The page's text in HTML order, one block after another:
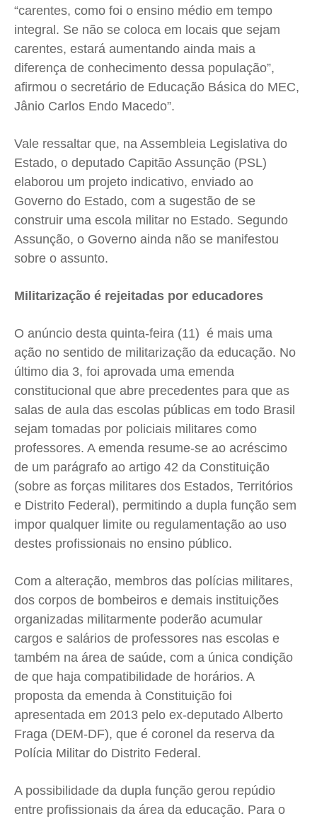
“carentes, como foi o ensino médio em tempo
integral. Se não se coloca em locais que sejam
carentes, estará aumentando ainda mais a
diferença de conhecimento dessa população”,
afirmou o secretário de Educação Básica do MEC,
Jânio Carlos Endo Macedo”.
Vale ressaltar que, na Assembleia Legislativa do
Estado, o deputado Capitão Assunção (PSL)
elaborou um projeto indicativo, enviado ao
Governo do Estado, com a sugestão de se
construir uma escola militar no Estado. Segundo
Assunção, o Governo ainda não se manifestou
sobre o assunto.
Militarização é rejeitadas por educadores
O anúncio desta quinta-feira (11) é mais uma
ação no sentido de militarização da educação. No
último dia 3, foi aprovada uma emenda
constitucional que abre precedentes para que as
salas de aula das escolas públicas em todo Brasil
sejam tomadas por policiais militares como
professores. A emenda resume-se ao acréscimo
de um parágrafo ao artigo 42 da Constituição
(sobre as forças militares dos Estados, Territórios
e Distrito Federal), permitindo a dupla função sem
impor qualquer limite ou regulamentação ao uso
destes profissionais no ensino público.
Com a alteração, membros das polícias militares,
dos corpos de bombeiros e demais instituições
organizadas militarmente poderão acumular
cargos e salários de professores nas escolas e
também na área de saúde, com a única condição
de que haja compatibilidade de horários. A
proposta da emenda à Constituição foi
apresentada em 2013 pelo ex-deputado Alberto
Fraga (DEM-DF), que é coronel da reserva da
Polícia Militar do Distrito Federal.
A possibilidade da dupla função gerou repúdio
entre profissionais da área da educação. Para o